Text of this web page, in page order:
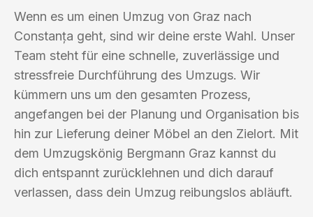
Wenn es um einen Umzug von Graz nach
Constanța geht, sind wir deine erste Wahl. Unser
Team steht für eine schnelle, zuverlässige und
stressfreie Durchführung des Umzugs. Wir
kümmern uns um den gesamten Prozess,
angefangen bei der Planung und Organisation bis
hin zur Lieferung deiner Möbel an den Zielort. Mit
dem Umzugskönig Bergmann Graz kannst du
dich entspannt zurücklehnen und dich darauf
verlassen, dass dein Umzug reibungslos abläuft.